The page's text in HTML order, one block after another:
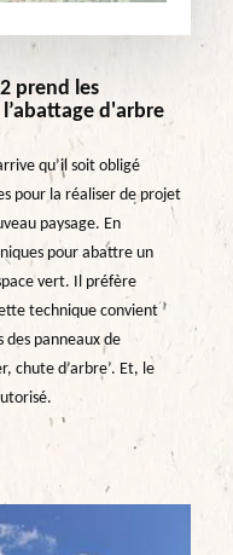
prend les
d'arbre
qu’il soit obligé
pour la réaliser de projet
paysage. En
pour abattre un
vert. Il préfère
technique convient
panneaux de
chute d’arbre’. Et, le